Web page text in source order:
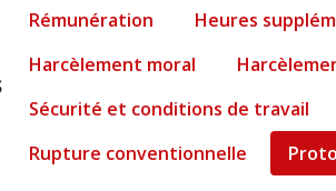
Rémunération Heures
Harcèlement moral
Sécurité et conditions de travail
Rupture conventionnelle